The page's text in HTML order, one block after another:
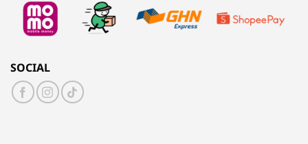
SOCIAL